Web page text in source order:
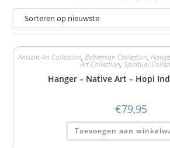
Ancient Art Collection, Bohemian Collection,
Art Collection, Spiritual
Hanger – Native Art – Hopi
€79,95
Toevoegen aan